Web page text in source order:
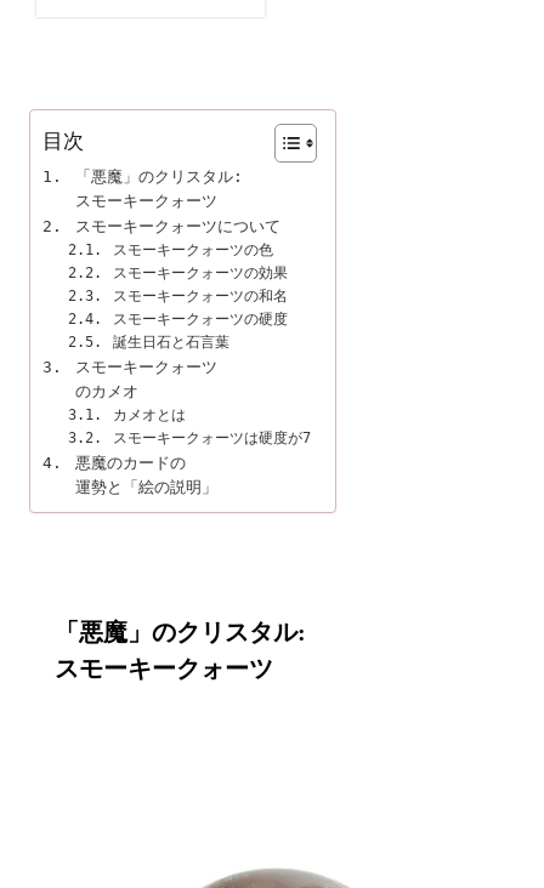
目次
「悪魔」のクリスタル:
スモーキークォーツ
スモーキークォーツについて
スモーキークォーツの色
スモーキークォーツの効果
スモーキークォーツの和名
スモーキークォーツの硬度
誕生日石と石言葉
スモーキークォーツ
のカメオ
カメオとは
スモーキークォーツは硬度が7
悪魔のカードの
運勢と「絵の説明」
「悪魔」のクリスタル:
スモーキークォーツ